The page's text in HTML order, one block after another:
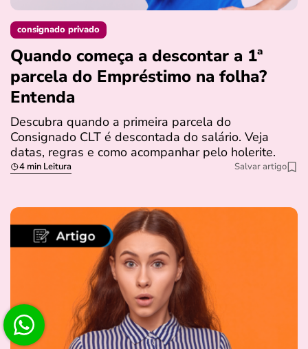
consignado privado
Quando começa a descontar a 1ª
parcela do Empréstimo na folha?
Entenda
Descubra quando a primeira parcela do
Consignado CLT é descontada do salário. Veja
datas, regras e como acompanhar pelo holerite.
4 min Leitura Salvar artigo